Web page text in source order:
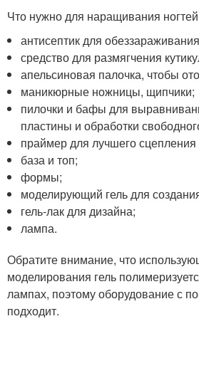
Что нужно для наращивания
антисептик для
средство для размягчения
апельсиновая палочка, чтобы
маникюрные ножницы, щипчики;
пилочки и бафы для
пластины и обработки
праймер для лучшего
база и топ;
формы;
моделирующий гель для
гель-лак для дизайна;
лампа.
Обратите внимание, что
моделирования гель
лампах, поэтому оборудование с
подходит.